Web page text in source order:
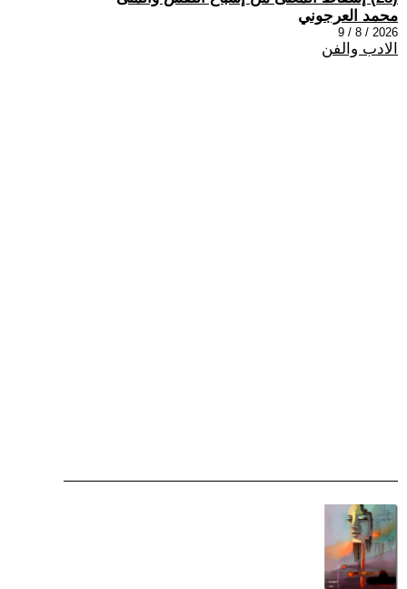
محمد العرجوني
2026 / 8 / 9
الادب والفن